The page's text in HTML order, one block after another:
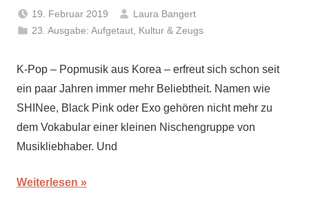
19. Februar 2019
Laura Bangert
23. Ausgabe: Aufgetaut, Kultur & Zeugs
K-Pop – Popmusik aus Korea – erfreut sich schon seit
ein paar Jahren immer mehr Beliebtheit. Namen wie
SHINee, Black Pink oder Exo gehören nicht mehr zu
dem Vokabular einer kleinen Nischengruppe von
Musikliebhaber. Und
Weiterlesen